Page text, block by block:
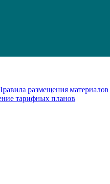
размещения материалов
тарифных планов